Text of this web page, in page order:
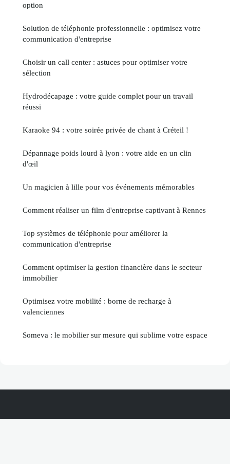
option
Solution de téléphonie professionnelle : optimisez votre
communication d'entreprise
Choisir un call center : astuces pour optimiser votre
sélection
Hydrodécapage : votre guide complet pour un travail
réussi
Karaoke 94 : votre soirée privée de chant à Créteil !
Dépannage poids lourd à lyon : votre aide en un clin
d'œil
Un magicien à lille pour vos événements mémorables
Comment réaliser un film d'entreprise captivant à Rennes
Top systèmes de téléphonie pour améliorer la
communication d'entreprise
Comment optimiser la gestion financière dans le secteur
immobilier
Optimisez votre mobilité : borne de recharge à
valenciennes
Someva : le mobilier sur mesure qui sublime votre espace